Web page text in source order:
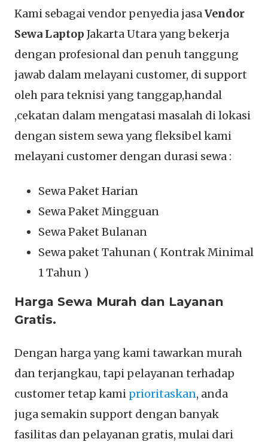
Kami sebagai vendor penyedia jasaVendor
Sewa Laptop Jakarta Utara yang bekerja
dengan profesional dan penuh tanggung
jawab dalam melayani customer, di support
oleh para teknisi yang tanggap,handal
,cekatan dalam mengatasi masalah di lokasi
dengan sistem sewa yang fleksibel kami
melayani customer dengan durasi sewa :
Sewa Paket Harian
Sewa Paket Mingguan
Sewa Paket Bulanan
Sewa paket Tahunan ( Kontrak Minimal
1 Tahun )
Harga Sewa Murah dan Layanan
Gratis.
Dengan harga yang kami tawarkan murah
dan terjangkau, tapi pelayanan terhadap
customer tetap kami prioritaskan, anda
juga semakin support dengan banyak
fasilitas dan pelayanan gratis, mulai dari